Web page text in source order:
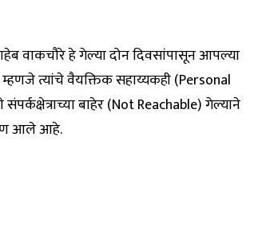
वाकचौरे हे गेल्या दोन दिवसांपासून आपल्या
त्यांचे वैयक्तिक सहाय्यकही (Personal
बाहेर (Not Reachable) गेल्याने
आले आहे.